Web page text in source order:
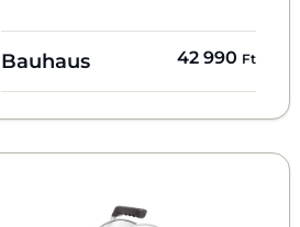
Bauhaus 42 990 Ft